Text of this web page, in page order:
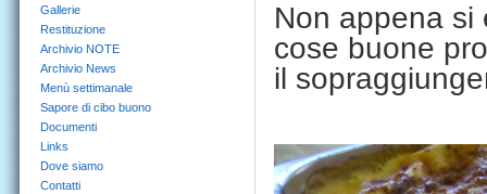
Non appena si
cose buone
il
Gallerie
Restituzione
Archivio NOTE
Archivio News
Menù settimanale
Sapore di cibo buono
Documenti
Links
Dove siamo
Contatti